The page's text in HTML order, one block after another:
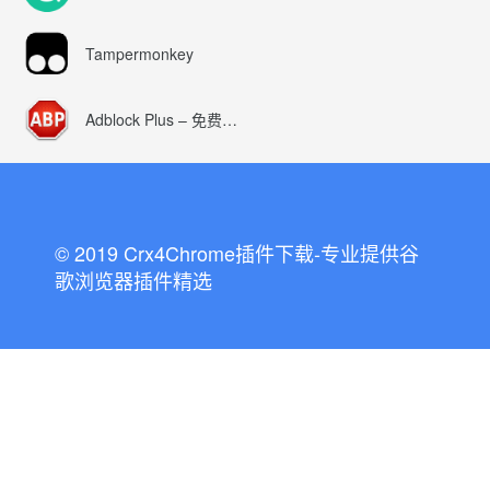
Tampermonkey
Adblock Plus – 免费的广告拦截器
© 2019 Crx4Chrome插件下载-专业提供谷
歌浏览器插件精选